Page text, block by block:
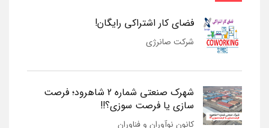
فضای کار اشتراکی رایگان!
شرکت صانرژی
شهرک صنعتی شماره 2 شاهرود؛ فرصت
سازی یا فرصت سوزی؟!!
کانون نوآوران و فناوران